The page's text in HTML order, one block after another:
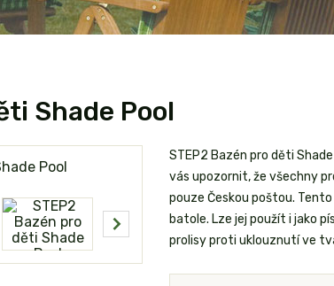
Shade Pool
STEP2 Bazén pro děti
vás upozornit, že všechny
pouze Českou poštou.
batole. Lze jej použít i jako
prolisy proti uklouznutí ve